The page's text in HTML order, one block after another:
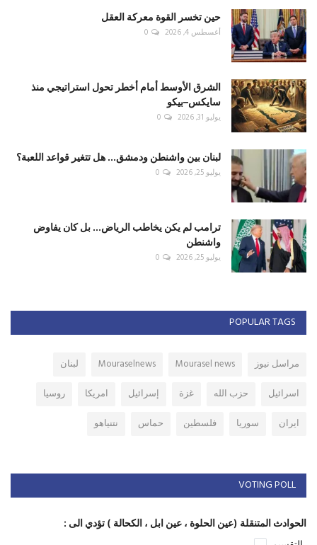
حين تخسر القوة معركة العقل
أغسطس 4, 2026 0
الشرق الأوسط أمام أخطر تحول استراتيجي منذ
سايكس–بيكو
يوليو 31, 2026 0
لبنان بين واشنطن ودمشق... هل تتغير قواعد اللعبة؟
يوليو 25, 2026 0
ترامب لم يكن يخاطب الرياض... بل كان يفاوض
واشنطن
يوليو 25, 2026 0
POPULAR TAGS
مراسل نيوز Mourasel news
Mouraselnews
لبنان
اسرائيل
حزب الله غزة إسرائيل امريكا
روسيا
ايران
سوريا فلسطين حماس نتنياهو
VOTING POLL
الحوادث المتنقلة (عين الحلوة ، عين ابل ، الكحالة ) تؤدي الى :